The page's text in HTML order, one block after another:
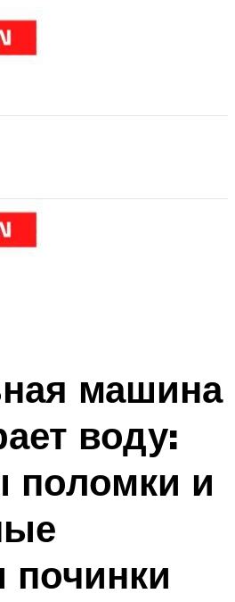
машина
воду:
поломки и